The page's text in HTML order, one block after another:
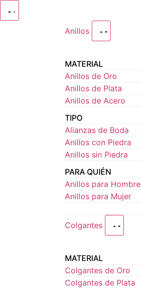
Anillos
MATERIAL
Anillos de Oro
Anillos de Plata
Anillos de Acero
TIPO
Alianzas de Boda
Anillos con Piedra
Anillos sin Piedra
PARA QUIÉN
Anillos para Hombre
Anillos para Mujer
Colgantes
MATERIAL
Colgantes de Oro
Colgantes de Plata